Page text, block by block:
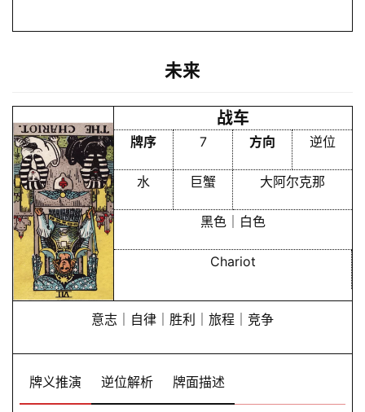
未来
战车
牌序 7 方向 逆位
水 巨蟹 大阿尔克那
黑色｜白色
Chariot
意志｜自律｜胜利｜旅程｜竞争
牌义推演 逆位解析 牌面描述